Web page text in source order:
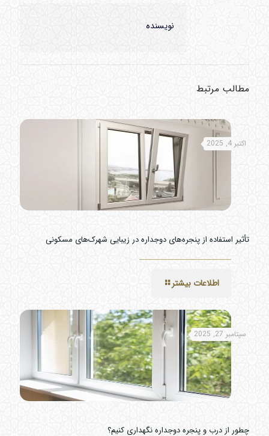
نویسنده
مطالب مرتبط
اکتبر 4, 2025
تأثیر استفاده از پنجره‌های دوجداره در زیبایی شهرک‌های مسکونی
اطلاعات بیشتر
سپتامبر 27, 2025
چطور از درب و پنجره دوجداره نگهداری کنیم؟